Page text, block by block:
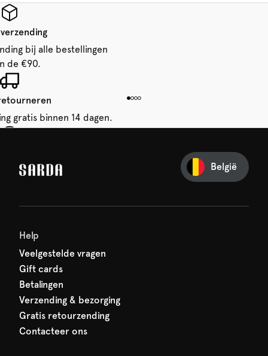
bij alle bestellingen
de €90.
gratis binnen 14 dagen.
van SARDA — je eerste
België
Help
Veelgestelde vragen
Gift cards
Betalingen
Verzending & bezorging
Gratis retourzending
Contacteer ons